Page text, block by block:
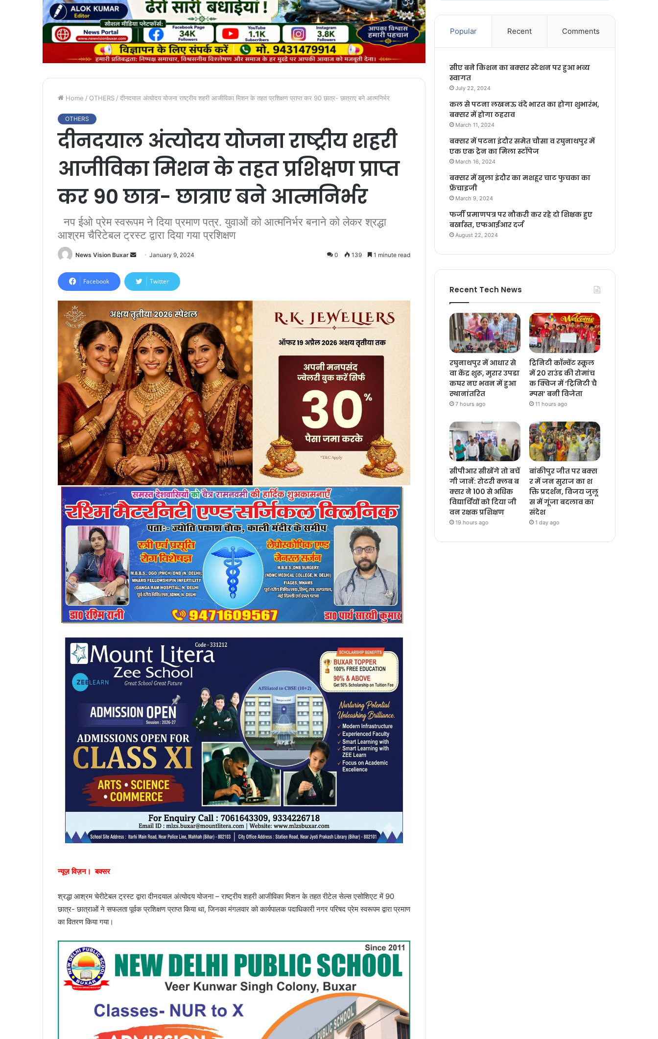
Home / OTHERS / दीनदयाल अंत्योदय योजना राष्ट्रीय शहरी आजीविका मिशन के तहत प्रशिक्षण प्राप्त कर 90 छात्र- छात्राए बने आत्मनिर्भर
OTHERS
दीनदयाल अंत्योदय योजना राष्ट्रीय शहरी
आजीविका मिशन के तहत प्रशिक्षण प्राप्त
कर 90 छात्र- छात्राए बने आत्मनिर्भर
नप ईओ प्रेम स्वरूपम ने दिया प्रमाण पत्र. युवाओं को आत्मनिर्भर बनाने को लेकर श्रद्धा
आश्रम चैरिटेबल ट्रस्ट द्वारा दिया गया प्रशिक्षण
News Vision Buxar
n
d
a
n
e
m
a
i
l
January 9, 2024 0 139 1 minute read
Facebook Twitter
न्यूज़ विज़न। बक्सर
श्रद्धा आश्रम चेरीटेबल ट्रस्ट द्वारा दीनदयाल अंत्योदय योजना – राष्ट्रीय शहरी आजीविका मिशन के तहत रीटेल सेल्स एसोशिएट में 90
छात्र- छात्राओं ने सफलता पूर्वक प्रशिक्षण प्राप्त किया था, जिनका मंगलवार को कार्यपालक पदाधिकारी नगर परिषद प्रेम स्वरूपम द्वारा प्रमाण
का वितरण किया गया।
Popular Recent Comments
सीए बने किशन का बक्सर स्टेशन पर हुआ भव्य
स्वागत
July 22, 2024
कल से पटना लखनऊ वंदे भारत का होगा शुभारंभ,
बक्सर में होगा ठहराव
March 11, 2024
बक्सर में पटना इंदौर समेत चौसा व रघुनाथपुर में
एक एक ट्रेन का मिला स्टॉपेज
March 16, 2024
बक्सर में खुला इंदौर का मशहूर चाट फुचका का
फ्रेंचाइजी
March 9, 2024
फर्जी प्रमाणपत्र पर नौकरी कर रहे दो शिक्षक हुए
बर्खास्त, एफआईआर दर्ज
August 22, 2024
Recent Tech News
रघुनाथपुर में आधार से
वा केंद्र शुरू, मुरार उपडा
कघर नए भवन में हुआ
स्थानांतरित
7 hours ago
ट्रिनिटी कॉन्वेंट स्कूल
में 20 राउंड की रोमांच
क क्विज में ‘ट्रिनिटी चै
म्पस’ बनी विजेता
11 hours ago
सीपीआर सीखेंगे तो बचें
गी जानें: रोटरी क्लब ब
क्सर ने 100 से अधिक
विद्यार्थियों को दिया जी
वन रक्षक प्रशिक्षण
19 hours ago
बांकीपुर जीत पर बक्स
र में जन सुराज का श
क्ति प्रदर्शन, विजय जुलू
स में गूंजा बदलाव का
संदेश
1 day ago